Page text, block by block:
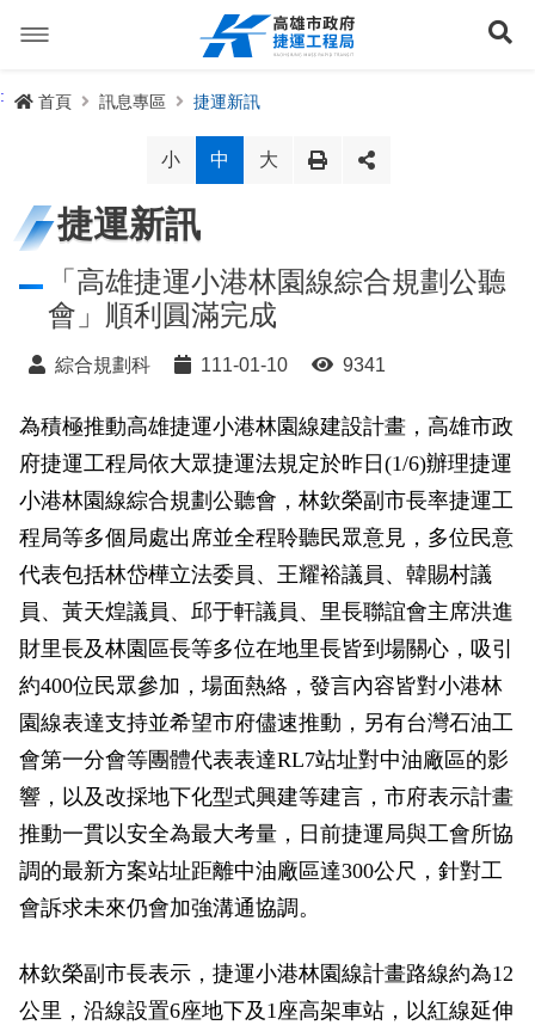
容
捷運路線進度圖
長期路網規劃
路網簡介
路網規劃
未來發展
規劃中
捷運紫線
前鎮漁港聯外軌道
興建中
各線計畫進度
岡山路竹延伸線(第二A階段)
岡山路竹延伸線(第二B階段)
捷運黃線
小港林園線
已通車
捷運紅/橘線
岡山路竹延伸線(第一階段)
環狀輕軌
訊息專區
捷運新訊
公聽會與說明會
政府資訊公開
生態檢核專區
性別主流化專區
政風園地
Open Data
打詐儀錶板
便民服務
局長信箱
禁限建專區
增額容積申請
檔案應用專區
常見問答
相關連結
雙語詞彙
交流互動
照片集錦
影音專區
特色車站
輕軌知識站
輕軌簡介
輕軌與傳統火車
輕軌與公車捷運
無架空線
關於我們
首長簡介
局徽
本局沿革
組織職掌
服務電話
網站導覽
English
首頁 訊息專區 捷運新訊
小 中 大
捷運新訊
「高雄捷運小港林園線綜合規劃公聽
會」順利圓滿完成
綜合規劃科 111-01-10 9341
為積極推動高雄捷運小港林園線建設計畫，高雄市政
府捷運工程局依大眾捷運法規定於昨日(1/6)辦理捷運
小港林園線綜合規劃公聽會，林欽榮副市長率捷運工
程局等多個局處出席並全程聆聽民眾意見，多位民意
代表包括林岱樺立法委員、王耀裕議員、韓賜村議
員、黃天煌議員、邱于軒議員、里長聯誼會主席洪進
財里長及林園區長等多位在地里長皆到場關心，吸引
約400位民眾參加，場面熱絡，發言內容皆對小港林
園線表達支持並希望市府儘速推動，另有台灣石油工
會第一分會等團體代表表達RL7站址對中油廠區的影
響，以及改採地下化型式興建等建言，市府表示計畫
推動一貫以安全為最大考量，日前捷運局與工會所協
調的最新方案站址距離中油廠區達300公尺，針對工
會訴求未來仍會加強溝通協調。
林欽榮副市長表示，捷運小港林園線計畫路線約為12
公里，沿線設置6座地下及1座高架車站，以紅線延伸